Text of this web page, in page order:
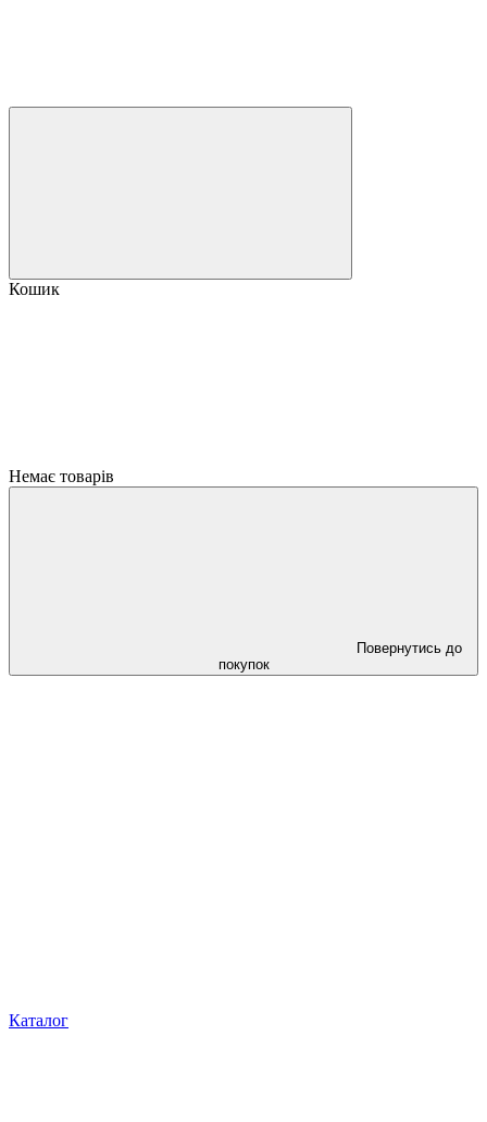
Кошик
Немає товарів
Повернутись до
покупок
Каталог